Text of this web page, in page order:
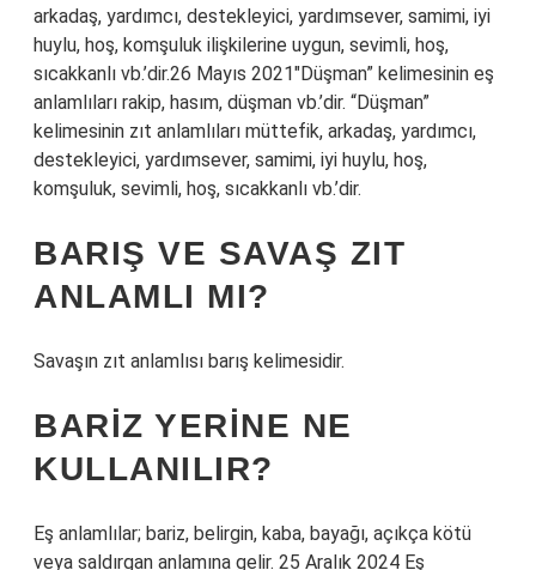
arkadaş, yardımcı, destekleyici, yardımsever, samimi, iyi
huylu, hoş, komşuluk ilişkilerine uygun, sevimli, hoş,
sıcakkanlı vb.’dir.26 Mayıs 2021″Düşman” kelimesinin eş
anlamlıları rakip, hasım, düşman vb.’dir. “Düşman”
kelimesinin zıt anlamlıları müttefik, arkadaş, yardımcı,
destekleyici, yardımsever, samimi, iyi huylu, hoş,
komşuluk, sevimli, hoş, sıcakkanlı vb.’dir.
BARIŞ VE SAVAŞ ZIT
ANLAMLI MI?
Savaşın zıt anlamlısı barış kelimesidir.
BARIZ YERINE NE
KULLANILIR?
Eş anlamlılar; bariz, belirgin, kaba, bayağı, açıkça kötü
veya saldırgan anlamına gelir. 25 Aralık 2024 Eş